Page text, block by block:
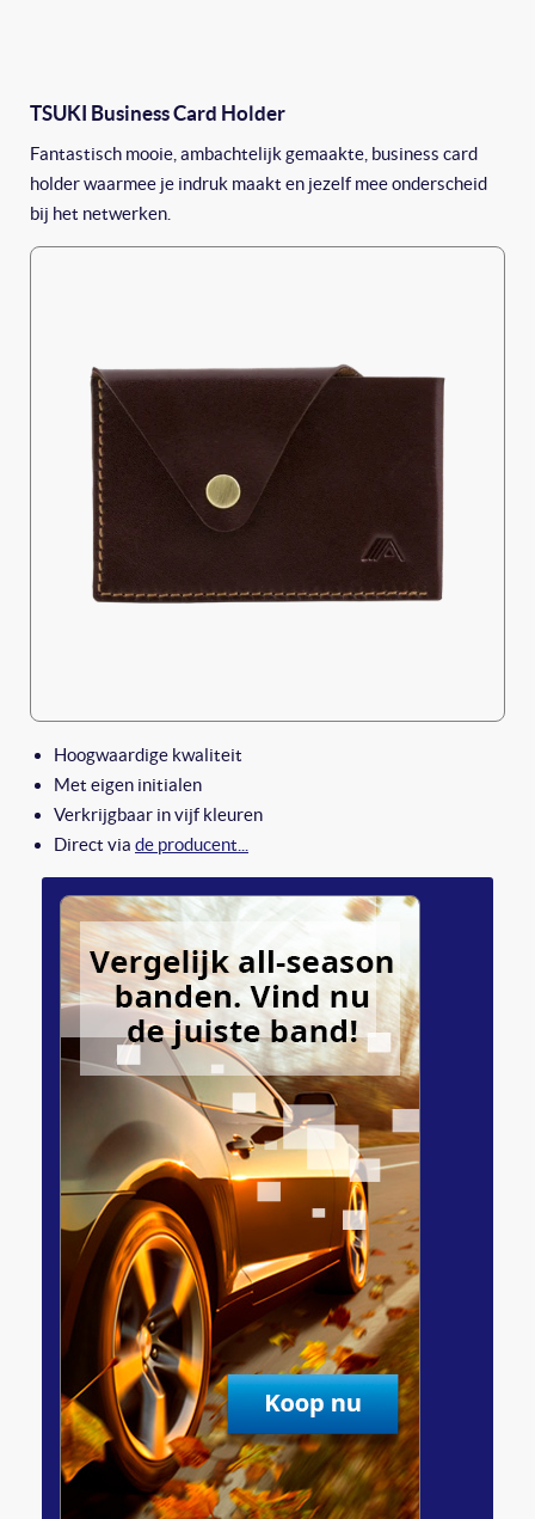
TSUKI Business Card Holder
Fantastisch mooie, ambachtelijk gemaakte, business card
holder waarmee je indruk maakt en jezelf mee onderscheid
bij het netwerken.
Hoogwaardige kwaliteit
Met eigen initialen
Verkrijgbaar in vijf kleuren
Direct via de producent...